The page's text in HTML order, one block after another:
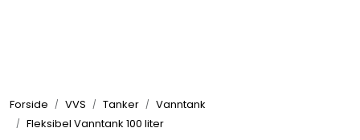
Forside VVS Tanker
Vanntank
Fleksibel Vanntank 100 liter
Elektrisk